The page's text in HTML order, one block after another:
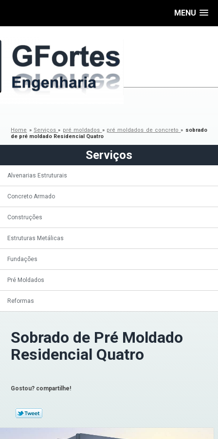
MENU
Home » Serviços» pré moldados » pré moldados de concreto» sobrado
de pré moldado Residencial Quatro
Serviços
Alvenarias Estruturais
Concreto Armado
Construções
Estruturas Metálicas
Fundações
Pré Moldados
Reformas
Sobrado de Pré Moldado
Residencial Quatro
Gostou? compartilhe!